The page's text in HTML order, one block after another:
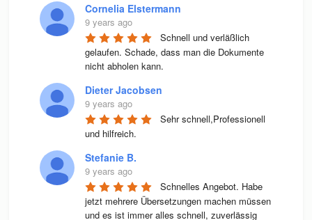
Cornelia Elstermann
9 years ago
Schnell und verläßlich
gelaufen. Schade, dass man die Dokumente
nicht abholen kann.
Dieter Jacobsen
9 years ago
Sehr schnell,Professionell
und hilfreich.
Stefanie B.
9 years ago
Schnelles Angebot. Habe
jetzt mehrere Übersetzungen machen müssen
und es ist immer alles schnell, zuverlässig